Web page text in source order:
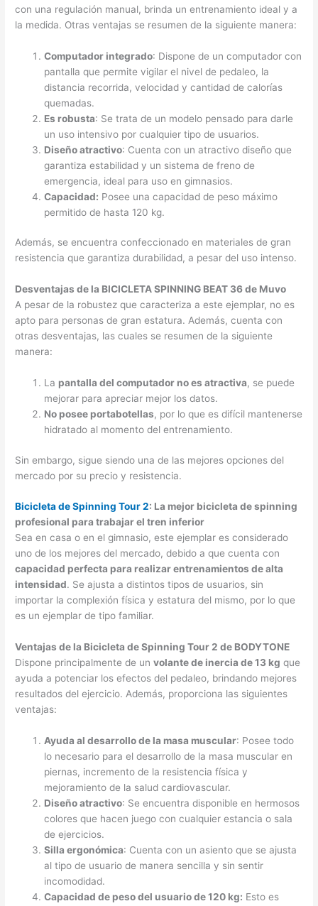
con una regulación manual, brinda un entrenamiento ideal y a
la medida. Otras ventajas se resumen de la siguiente manera:
Computador integrado: Dispone de un computador con
pantalla que permite vigilar el nivel de pedaleo, la
distancia recorrida, velocidad y cantidad de calorías
quemadas.
Es robusta: Se trata de un modelo pensado para darle
un uso intensivo por cualquier tipo de usuarios.
Diseño atractivo: Cuenta con un atractivo diseño que
garantiza estabilidad y un sistema de freno de
emergencia, ideal para uso en gimnasios.
Capacidad: Posee una capacidad de peso máximo
permitido de hasta 120 kg.
Además, se encuentra confeccionado en materiales de gran
resistencia que garantiza durabilidad, a pesar del uso intenso.
Desventajas de la BICICLETA SPINNING BEAT 36 de Muvo
A pesar de la robustez que caracteriza a este ejemplar, no es
apto para personas de gran estatura. Además, cuenta con
otras desventajas, las cuales se resumen de la siguiente
manera:
La pantalla del computador no es atractiva, se puede
mejorar para apreciar mejor los datos.
No posee portabotellas, por lo que es difícil mantenerse
hidratado al momento del entrenamiento.
Sin embargo, sigue siendo una de las mejores opciones del
mercado por su precio y resistencia.
Bicicleta de Spinning Tour 2: La mejor bicicleta de spinning
profesional para trabajar el tren inferior
Sea en casa o en el gimnasio, este ejemplar es considerado
uno de los mejores del mercado, debido a que cuenta con
capacidad perfecta para realizar entrenamientos de alta
intensidad. Se ajusta a distintos tipos de usuarios, sin
importar la complexión física y estatura del mismo, por lo que
es un ejemplar de tipo familiar.
Ventajas de la Bicicleta de Spinning Tour 2 de BODYTONE
Dispone principalmente de unvolante de inercia de 13 kg que
ayuda a potenciar los efectos del pedaleo, brindando mejores
resultados del ejercicio. Además, proporciona las siguientes
ventajas:
Ayuda al desarrollo de la masa muscular: Posee todo
lo necesario para el desarrollo de la masa muscular en
piernas, incremento de la resistencia física y
mejoramiento de la salud cardiovascular.
Diseño atractivo: Se encuentra disponible en hermosos
colores que hacen juego con cualquier estancia o sala
de ejercicios.
Silla ergonómica: Cuenta con un asiento que se ajusta
al tipo de usuario de manera sencilla y sin sentir
incomodidad.
Capacidad de peso del usuario de 120 kg: Esto es